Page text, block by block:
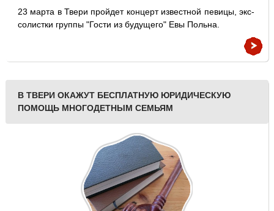
23 марта в Твери пройдет концерт известной певицы, экс-
солистки группы "Гости из будущего" Евы Польна.
В ТВЕРИ ОКАЖУТ БЕСПЛАТНУЮ ЮРИДИЧЕСКУЮ
ПОМОЩЬ МНОГОДЕТНЫМ СЕМЬЯМ